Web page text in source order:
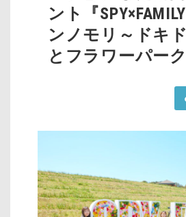
ント『
ンノモリ～ドキ
とフラワーパーク